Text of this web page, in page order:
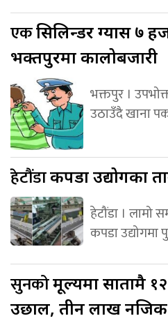
एकसिलिन्डर ग्यास ७
भक्तपुरमा कालोबजारी
भक्तपुर ।
उठाउँदै खाना
हेटौंडाकपडा उद्योगका
हेटौंडा । लामो
कपडा उद्योगमा
सुनकोमूल्यमा सातामै
उछाल, तीन लाख नजिक